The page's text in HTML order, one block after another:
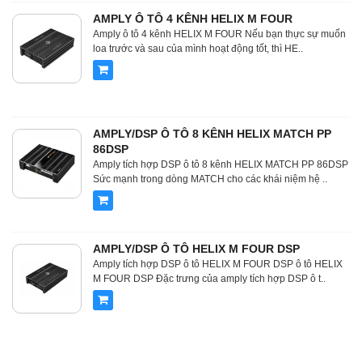
AMPLY Ô TÔ 4 KÊNH HELIX M FOUR
Amply ô tô 4 kênh HELIX M FOUR Nếu bạn thực sự muốn
loa trước và sau của mình hoạt động tốt, thì HE..
AMPLY/DSP Ô TÔ 8 KÊNH HELIX MATCH PP
86DSP
Amply tích hợp DSP ô tô 8 kênh HELIX MATCH PP 86DSP
Sức mạnh trong dòng MATCH cho các khái niệm hệ ..
AMPLY/DSP Ô TÔ HELIX M FOUR DSP
Amply tích hợp DSP ô tô HELIX M FOUR DSP ô tô HELIX
M FOUR DSP Đặc trưng của amply tích hợp DSP ô t..